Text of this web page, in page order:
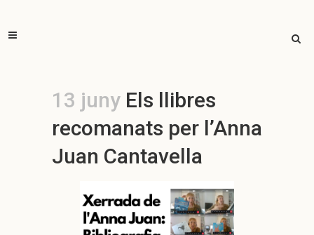
13 juny Els llibres
recomanats per l’Anna
Juan Cantavella